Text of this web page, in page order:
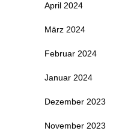
April 2024
März 2024
Februar 2024
Januar 2024
Dezember 2023
November 2023